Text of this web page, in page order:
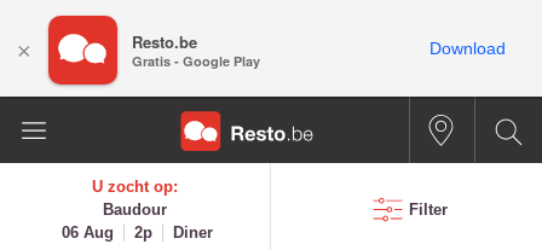
U zocht op:
Baudour
06 Aug
2p Diner
Filter
× Resto.be
Gratis - Google Play
Download